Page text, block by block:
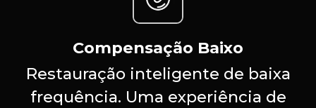
Compensação Baixo
Restauração inteligente de baixa
frequência. Uma experiência de